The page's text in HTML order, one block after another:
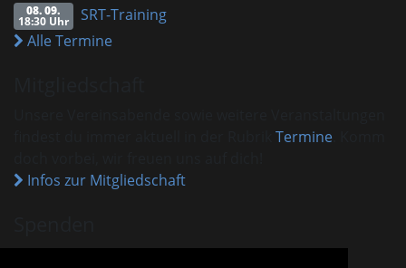
08. 09.
18:30 Uhr
SRT-Training
Alle Termine
Termine
Infos zur Mitgliedschaft
VHM ist als gemeinnützig anerkannt.